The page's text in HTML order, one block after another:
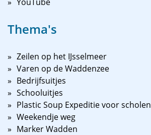
Thema's
Zeilen op het IJsselmeer
Varen op de Waddenzee
Bedrijfsuitjes
Schooluitjes
Plastic Soup Expeditie voor scholen
Weekendje weg
Marker Wadden